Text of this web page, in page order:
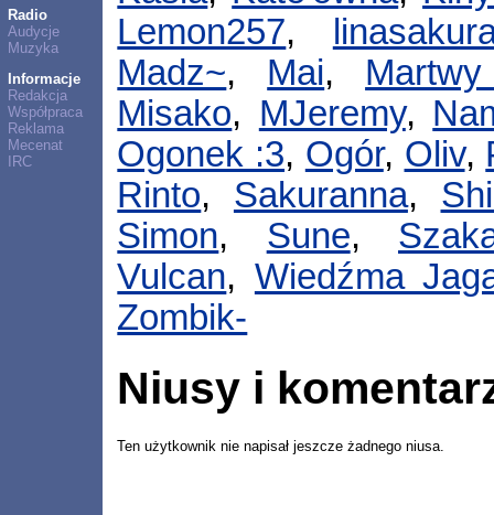
Radio
Audycje
Muzyka
Informacje
Redakcja
Współpraca
Reklama
Mecenat
IRC
Lemon257,
Madz~, Mai,
Misako, MJeremy,
Ogonek :3, Ogór, Oliv,
Rinto, Sakuranna,
Simon, Sune,
Vulcan, Wiedźma
Zombik-
Niusy i
Ten użytkownik nie napisał jeszcze żadnego niusa.